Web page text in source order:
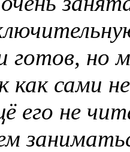
но
как сами
его не